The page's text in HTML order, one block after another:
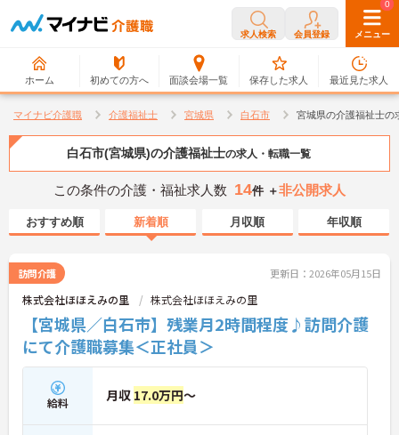
求人検索 会員登録 メニュー
ホーム 初めての方へ 面談会場一覧
0
保存した求人
0
最近見た求人
マイナビ介護職 介護福祉士 宮城県 白石市 宮城県の介護福祉士の
白石市(宮城県)の介護福祉士の求人・転職一覧
この条件の介護・福祉求人数 14件 ＋非公開求人
おすすめ順 新着順 月収順 年収順
訪問介護 更新日：2026年05月15日
株式会社ほほえみの里 株式会社ほほえみの里
【宮城県／白石市】残業月2時間程度♪訪問介護
にて介護職募集＜正社員＞
給料 月収 17.0万円～